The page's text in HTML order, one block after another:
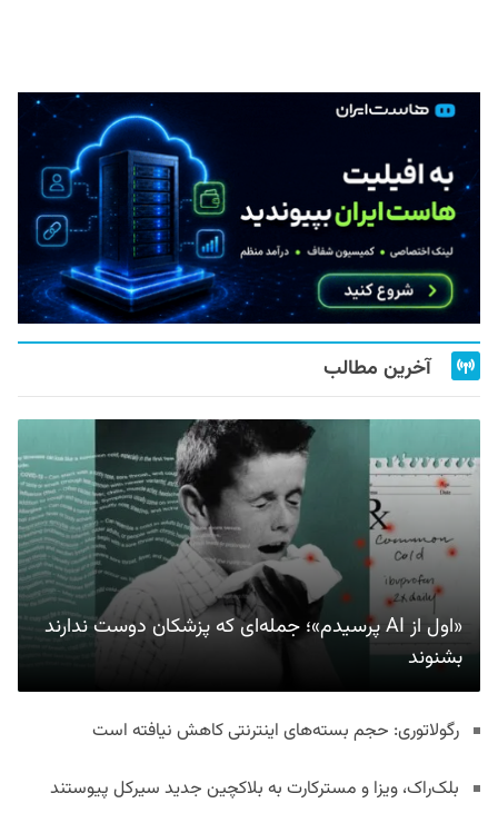
آخرین مطالب
«اول از AI پرسیدم»؛ جمله‌ای که پزشکان دوست ندارند
بشنوند
رگولاتوری: حجم بسته‌های اینترنتی کاهش نیافته است
بلک‌راک، ویزا و مسترکارت به بلاکچین جدید سیرکل پیوستند